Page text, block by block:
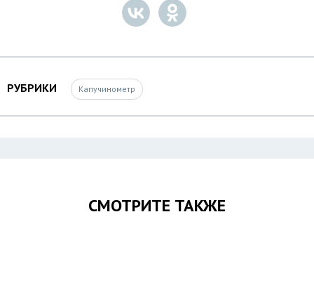
РУБРИКИ Капучинометр
СМОТРИТЕ ТАКЖЕ